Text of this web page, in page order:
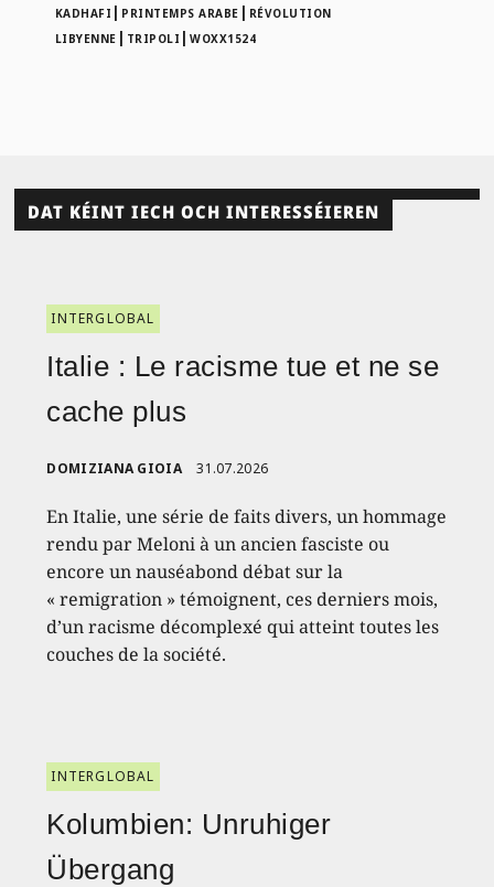
KADHAFI | PRINTEMPS ARABE | RÉVOLUTION
LIBYENNE | TRIPOLI |WOXX1524
DAT KÉINT IECH OCH INTERESSÉIEREN
INTERGLOBAL
Italie : Le racisme tue et ne se
cache plus
DOMIZIANA GIOIA 31.07.2026
En Italie, une série de faits divers, un hommage
rendu par Meloni à un ancien fasciste ou
encore un nauséabond débat sur la
« remigration » témoignent, ces derniers mois,
d’un racisme décomplexé qui atteint toutes les
couches de la société.
INTERGLOBAL
Kolumbien: Unruhiger
Übergang